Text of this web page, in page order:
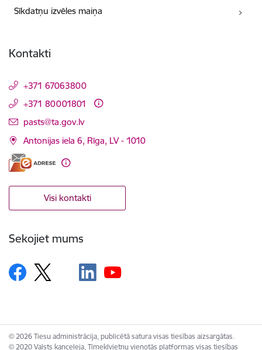
Sīkdatņu izvēles maiņa
Kontakti
+371 67063800
+371 80001801
E-pasts:
pasts@ta.gov.lv
Antonijas iela 6, Rīga, LV - 1010
Visi kontakti
Sekojiet mums
© 2026 Tiesu administrācija, publicētā satura visas tiesības aizsargātas.
© 2020 Valsts kanceleja, Tīmekļvietņu vienotās platformas visas tiesības